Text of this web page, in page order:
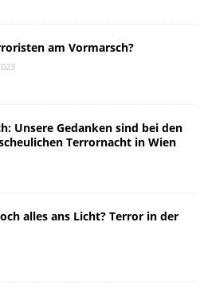
am Vormarsch?
Unsere Gedanken sind bei den
Terrornacht in Wien
alles ans Licht? Terror in der